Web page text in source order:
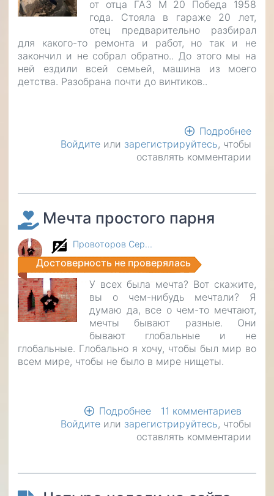
от отца ГАЗ М 20 Победа 1958
года. Стояла в гараже 20 лет,
отец предварительно разбирал
для какого-то ремонта и работ, но так и не
закончил и не собрал обратно.. До этого мы на
ней ездили всей семьей, машина из моего
детства. Разобрана почти до винтиков..
Подробнее
М
Войдите или зарегистрируйтесь, чтобы
оставлять комментарии
Мечта простого парня
Провоторов Сер…
Достоверность не проверялась
У всех была мечта? Вот скажите,
вы о чем-нибудь мечтали? Я
думаю да, все о чем-то мечтают,
мечты бывают разные. Они
бывают глобальные и не
глобальные. Глобально я хочу, чтобы был мир во
всем мире, чтобы не было в мире нищеты.
Подробнее
Мечта
простого
11 комментариев
Войдите или зарегистрируйтесь, чтобы
оставлять комментарии